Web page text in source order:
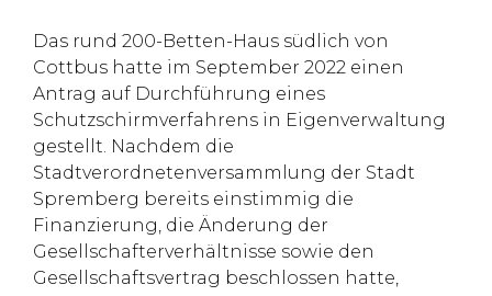
Das rund 200-Betten-Haus südlich von
Cottbus hatte im September 2022 einen
Antrag auf Durchführung eines
Schutzschirmverfahrens in Eigenverwaltung
gestellt. Nachdem die
Stadtverordnetenversammlung der Stadt
Spremberg bereits einstimmig die
Finanzierung, die Änderung der
Gesellschafterverhältnisse sowie den
Gesellschaftsvertrag beschlossen hatte,